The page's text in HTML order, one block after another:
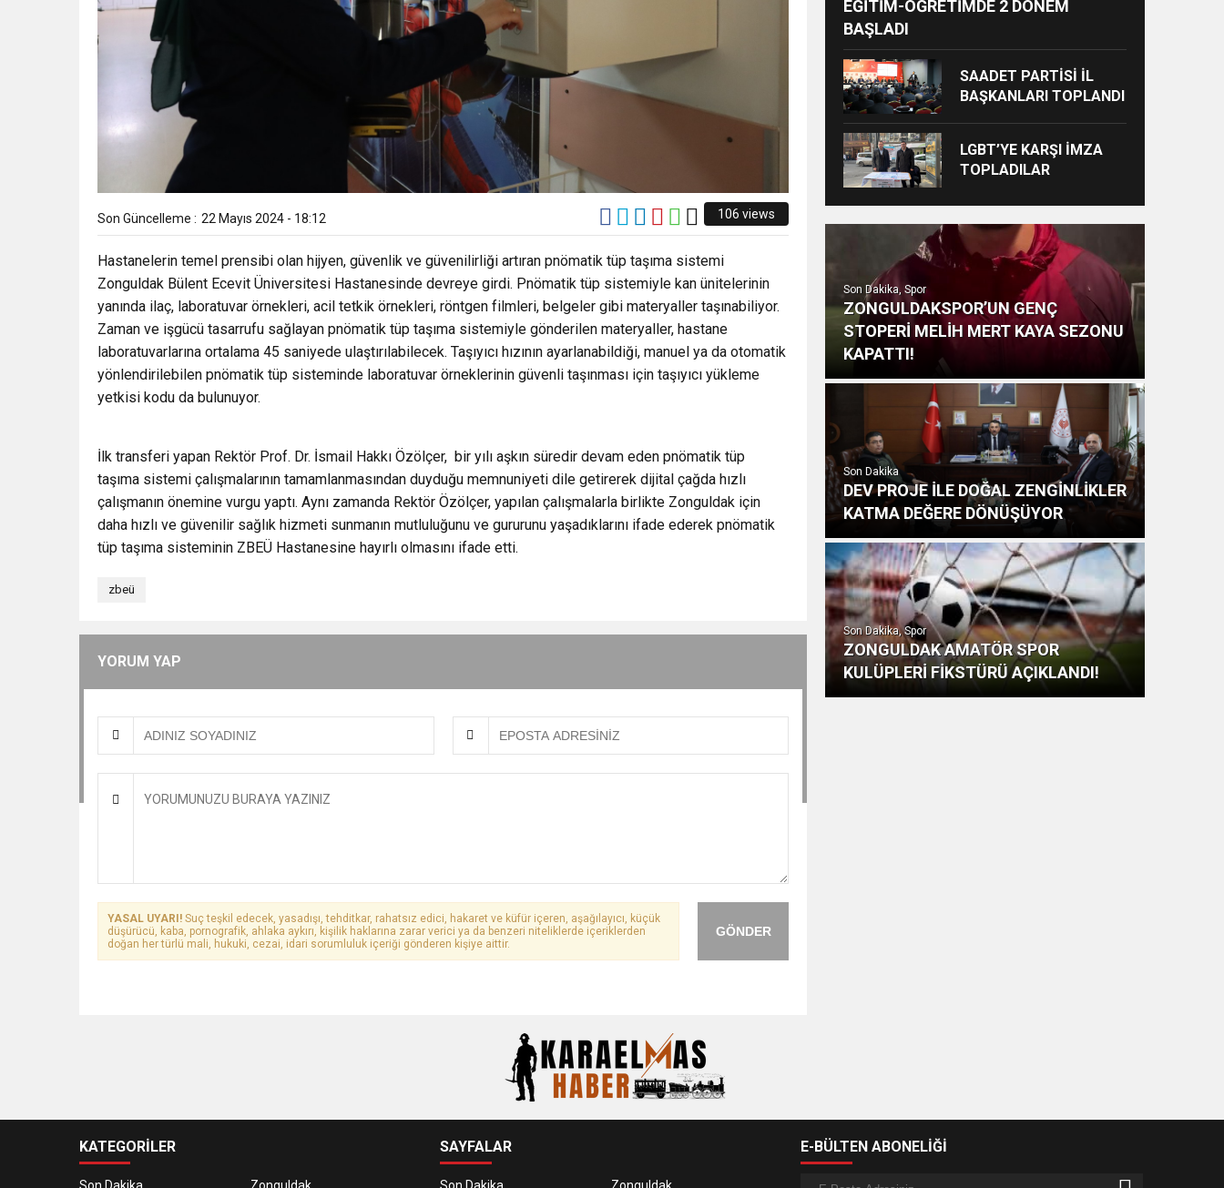
Son Güncelleme : 22 Mayıs 2024 - 18:12 106 views
Hastanelerin temel prensibi olan hijyen, güvenlik ve güvenilirliği artıran pnömatik tüp taşıma sistemi
Zonguldak Bülent Ecevit Üniversitesi Hastanesinde devreye girdi. Pnömatik tüp sistemiyle kan ünitelerinin
yanında ilaç, laboratuvar örnekleri, acil tetkik örnekleri, röntgen filmleri, belgeler gibi materyaller taşınabiliyor.
Zaman ve işgücü tasarrufu sağlayan pnömatik tüp taşıma sistemiyle gönderilen materyaller, hastane
laboratuvarlarına ortalama 45 saniyede ulaştırılabilecek. Taşıyıcı hızının ayarlanabildiği, manuel ya da otomatik
yönlendirilebilen pnömatik tüp sisteminde laboratuvar örneklerinin güvenli taşınması için taşıyıcı yükleme
yetkisi kodu da bulunuyor.
İlk transferi yapan Rektör Prof. Dr. İsmail Hakkı Özölçer, bir yılı aşkın süredir devam eden pnömatik tüp
taşıma sistemi çalışmalarının tamamlanmasından duyduğu memnuniyeti dile getirerek dijital çağda hızlı
çalışmanın önemine vurgu yaptı. Aynı zamanda Rektör Özölçer, yapılan çalışmalarla birlikte Zonguldak için
daha hızlı ve güvenilir sağlık hizmeti sunmanın mutluluğunu ve gururunu yaşadıklarını ifade ederek pnömatik
tüp taşıma sisteminin ZBEÜ Hastanesine hayırlı olmasını ifade etti.
zbeü
YORUM YAP
GÖNDER
YASAL UYARI! Suç teşkil edecek, yasadışı, tehditkar, rahatsız edici, hakaret ve küfür içeren, aşağılayıcı, küçük
düşürücü, kaba, pornografik, ahlaka aykırı, kişilik haklarına zarar verici ya da benzeri niteliklerde içeriklerden
doğan her türlü mali, hukuki, cezai, idari sorumluluk içeriği gönderen kişiye aittir.
EĞİTİM-ÖĞRETİMDE 2 DÖNEM
BAŞLADI
SAADET PARTİSİ İL
BAŞKANLARI TOPLANDI
LGBT’YE KARŞI İMZA
TOPLADILAR
Son Dakika, Spor
ZONGULDAKSPOR’UN GENÇ
STOPERİ MELİH MERT KAYA SEZONU
KAPATTI!
Son Dakika
DEV PROJE İLE DOĞAL ZENGİNLİKLER
KATMA DEĞERE DÖNÜŞÜYOR
Son Dakika, Spor
ZONGULDAK AMATÖR SPOR
KULÜPLERİ FİKSTÜRÜ AÇIKLANDI!
KATEGORİLER
Son Dakika Zonguldak
SAYFALAR
Son Dakika Zonguldak
E-BÜLTEN ABONELİĞİ